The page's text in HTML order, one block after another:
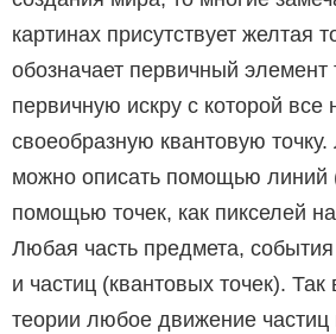
картинах присутствует желтая
обозначает первичный элемент
первичную искру с которой все
своеобразную квантовую
можно описать помощью линий
помощью точек, как пикселей
Любая часть предмета,
и частиц (кванто­вых точек). Так
теории любое движение частиц